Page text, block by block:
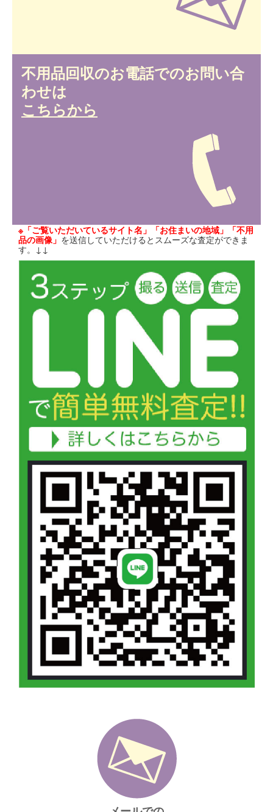
不用品回収のお電話でのお問い合
わせは
こちらから
※「ご覧いただいているサイト名」「お住まいの地域」「不用
品の画像」 を送信していただけるとスムーズな査定ができま
す。↓↓